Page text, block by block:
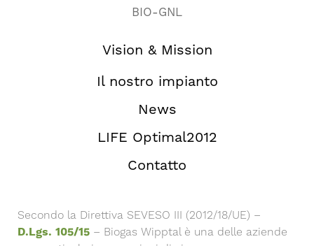
BIO-GNL
Vision & Mission
Il nostro impianto
News
LIFE Optimal2012
Contatto
Secondo la Direttiva SEVESO III (2012/18/UE) –
D.Lgs. 105/15 – Biogas Wipptal è una delle aziende